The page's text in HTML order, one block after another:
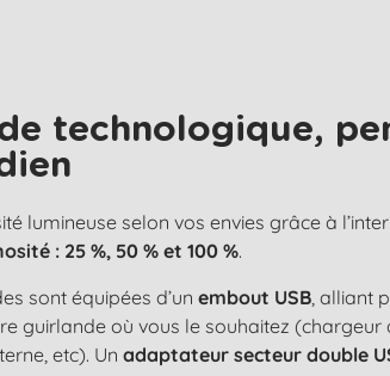
technologique,
lumineuse selon vos envies grâce à
: 25 %, 50 % et 100 %.
sont équipées d’unembout USB, alliant
guirlande où vous le souhaitez (chargeur
etc). Unadaptateur secteur double